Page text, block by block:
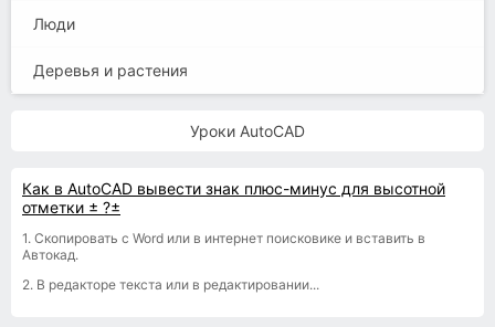
Люди
Деревья и растения
Уроки AutoCAD
Как в AutoCAD вывести знак плюс-минус для высотной
отметки ± ?±
1. Скопировать с Word или в интернет поисковике и вставить в
Автокад.
2. В редакторе текста или в редактировании...